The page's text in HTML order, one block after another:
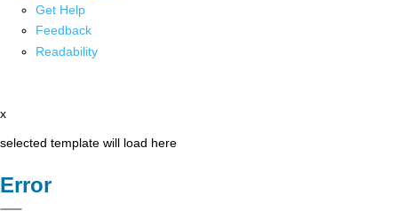
Get Help
Feedback
Readability
x
selected template will load here
Error